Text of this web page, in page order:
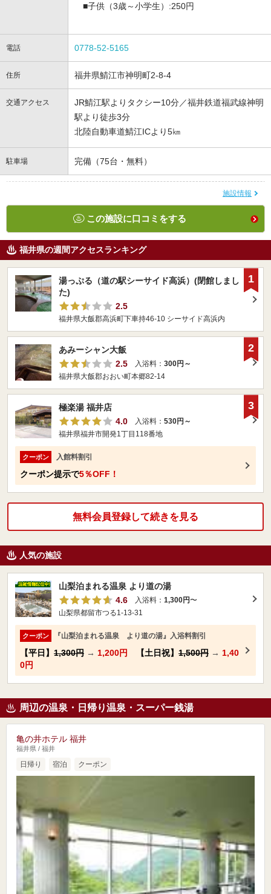
■子供（3歳～小学生）:250円
電話 0778-52-5165
住所 福井県鯖江市神明町2-8-4
交通アクセス
JR鯖江駅よりタクシー10分／福井鉄道福武線神明
駅より徒歩3分
北陸自動車道鯖江ICより5㎞
駐車場 完備（75台・無料）
施設情報
この施設に口コミをする
福井県の週間アクセスランキング
湯っぷる（道の駅シーサイド高浜）(閉館しまし
た)
2.5
福井県大飯郡高浜町下車持46-10 シーサイド高浜内
1
あみーシャン大飯
2.5
入浴料： 300円～
福井県大飯郡おおい町本郷82-14
2
極楽湯 福井店
4.0
入浴料： 530円～
福井県福井市開発1丁目118番地
クーポン 入館料割引
クーポン提示で5％OFF！
3
無料会員登録して続きを見る
人気の施設
山梨泊まれる温泉 より道の湯
4.6
入浴料： 1,300円〜
山梨県都留市つる1-13-31
クーポン 『山梨泊まれる温泉 より道の湯』入浴料割引
【平日】 1,300円 → 1,200円 【土日祝】 1,500円 → 1,40
0円
周辺の温泉・日帰り温泉・スーパー銭湯
亀の井ホテル 福井
福井県 / 福井
日帰り 宿泊 クーポン